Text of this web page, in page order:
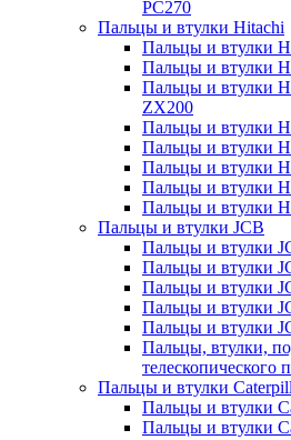
PC270
Пальцы и втулки Hitachi
Пальцы и втулки
Пальцы и втулки
Пальцы и втулки
ZX200
Пальцы и втулки
Пальцы и втулки
Пальцы и втулки
Пальцы и втулки
Пальцы и втулки
Пальцы и втулки JCB
Пальцы и втулки
Пальцы и втулки
Пальцы и втулки
Пальцы и втулки
Пальцы и втулки
Пальцы, втулки,
телескопического
Пальцы и втулки
Пальцы и втулки
Пальцы и втулки